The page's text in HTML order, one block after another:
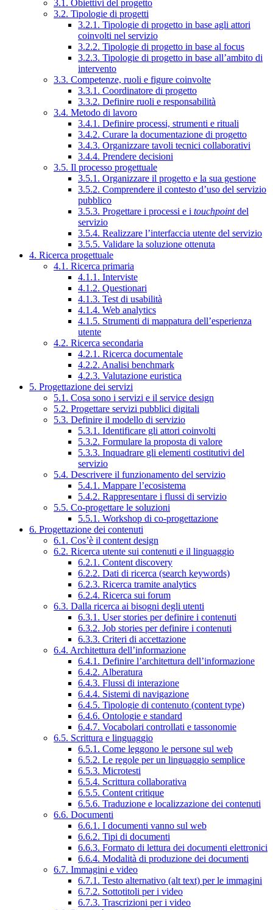
3.1. Obiettivi del progetto
3.2. Tipologie di progetti
3.2.1. Tipologie di progetto in base agli attori
coinvolti nel servizio
3.2.2. Tipologie di progetto in base al focus
3.2.3. Tipologie di progetto in base all’ambito di
intervento
3.3. Competenze, ruoli e figure coinvolte
3.3.1. Coordinatore di progetto
3.3.2. Definire ruoli e responsabilità
3.4. Metodo di lavoro
3.4.1. Definire processi, strumenti e rituali
3.4.2. Curare la documentazione di progetto
3.4.3. Organizzare tavoli tecnici collaborativi
3.4.4. Prendere decisioni
3.5. Il processo progettuale
3.5.1. Organizzare il progetto e la sua gestione
3.5.2. Comprendere il contesto d’uso del servizio
pubblico
3.5.3. Progettare i processi e i touchpointdel
servizio
3.5.4. Realizzare l’interfaccia utente del servizio
3.5.5. Validare la soluzione ottenuta
4. Ricerca progettuale
4.1. Ricerca primaria
4.1.1. Interviste
4.1.2. Questionari
4.1.3. Test di usabilità
4.1.4. Web analytics
4.1.5. Strumenti di mappatura dell’esperienza
utente
4.2. Ricerca secondaria
4.2.1. Ricerca documentale
4.2.2. Analisi benchmark
4.2.3. Valutazione euristica
5. Progettazione dei servizi
5.1. Cosa sono i servizi e il service design
5.2. Progettare servizi pubblici digitali
5.3. Definire il modello di servizio
5.3.1. Identificare gli attori coinvolti
5.3.2. Formulare la proposta di valore
5.3.3. Inquadrare gli elementi costitutivi del
servizio
5.4. Descrivere il funzionamento del servizio
5.4.1. Mappare l’ecosistema
5.4.2. Rappresentare i flussi di servizio
5.5. Co-progettare le soluzioni
5.5.1. Workshop di co-progettazione
6. Progettazione dei contenuti
6.1. Cos’è il content design
6.2. Ricerca utente sui contenuti e il linguaggio
6.2.1. Content discovery
6.2.2. Dati di ricerca (search keywords)
6.2.3. Ricerca tramite analytics
6.2.4. Ricerca sui forum
6.3. Dalla ricerca ai bisogni degli utenti
6.3.1. User stories per definire i contenuti
6.3.2. Job stories per definire i contenuti
6.3.3. Criteri di accettazione
6.4. Architettura dell’informazione
6.4.1. Definire l’architettura dell’informazione
6.4.2. Alberatura
6.4.3. Flussi di interazione
6.4.4. Sistemi di navigazione
6.4.5. Tipologie di contenuto (content type)
6.4.6. Ontologie e standard
6.4.7. Vocabolari controllati e tassonomie
6.5. Scrittura e linguaggio
6.5.1. Come leggono le persone sul web
6.5.2. Le regole per un linguaggio semplice
6.5.3. Microtesti
6.5.4. Scrittura collaborativa
6.5.5. Content critique
6.5.6. Traduzione e localizzazione dei contenuti
6.6. Documenti
6.6.1. I documenti vanno sul web
6.6.2. Tipi di documenti
6.6.3. Formato di lettura dei documenti elettronici
6.6.4. Modalità di produzione dei documenti
6.7. Immagini e video
6.7.1. Testo alternativo (alt text) per le immagini
6.7.2. Sottotitoli per i video
6.7.3. Trascrizioni per i video